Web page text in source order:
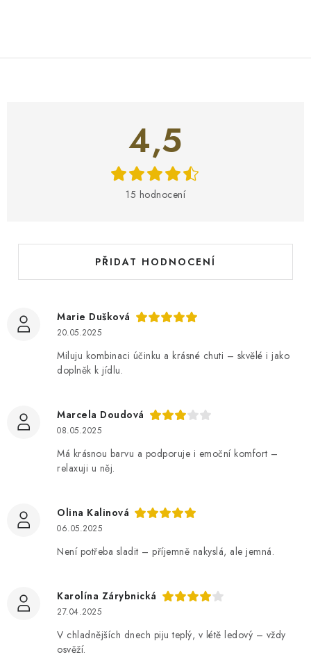
4,5
15 hodnocení
PŘIDAT HODNOCENÍ
Marie Dušková
20.05.2025
Miluju kombinaci účinku a krásné chuti – skvělé i jako
doplněk k jídlu.
Marcela Doudová
08.05.2025
Má krásnou barvu a podporuje i emoční komfort –
relaxuji u něj.
Olina Kalinová
06.05.2025
Není potřeba sladit – příjemně nakyslá, ale jemná.
Karolína Zárybnická
27.04.2025
V chladnějších dnech piju teplý, v létě ledový – vždy
osvěží.